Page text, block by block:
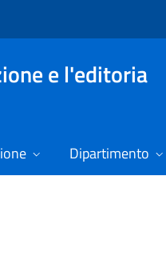
e l'editoria
Dipartimento